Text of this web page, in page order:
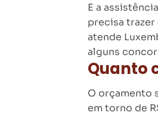
E a
precisa trazer
atende
alguns
Quanto
O orçamento
em torno de